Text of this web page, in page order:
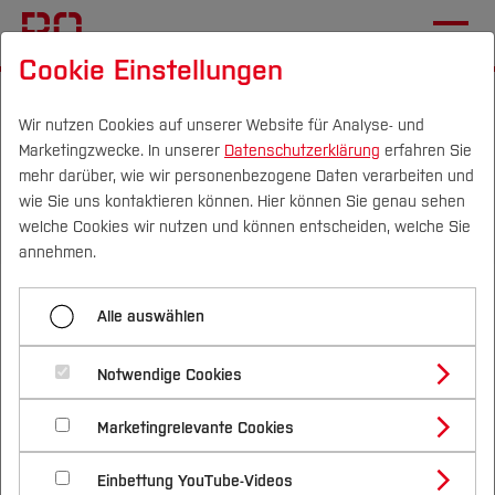
Campus Personen DE|EN Quicklinks
Studium
Studienangebote
Bachelorstudiengänge
Masterstudiengänge
Vor dem Studium
Bewerben & Einschreiben
Bewerbungsportal
Im Studium
Studienbüros und Prüfungen
Nach dem Studium
Forschung & Transfer
Profil
Forschungs- und Transferprofil
Schwerpunkte (FuT)
Beratung & Förderung
Nachhaltigkeit
Nachhaltigkeit studieren
International
Hochschulkommunikation
Pressemitteilungen
Menü aufklappen
2025
2024
2023
2022
Film weist Wege zum
Immobilienwert in NRW
16.11.2020
Experte der Hochschule Bochum
Cookie Einstellungen
Wir nutzen Cookies auf unserer Website für Analyse- und
Marketingzwecke. In unserer Datenschutzerklärung erfahren Sie
mehr darüber, wie wir personenbezogene Daten verarbeiten und
wie Sie uns kontaktieren können. Hier können Sie genau sehen
welche Cookies wir nutzen und können entscheiden, welche Sie
annehmen.
Alle auswählen
Notwendige Cookies
Marketingrelevante Cookies
Einbettung YouTube-Videos